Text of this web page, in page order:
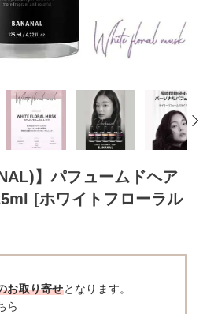
】パフュームドヘア
[ホワイトフローラル
お取り寄せとなります。
ら